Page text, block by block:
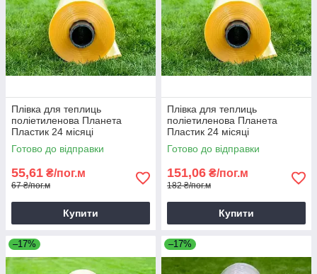
Плівка для теплиць
поліетиленова Планета
Пластик 24 місяці
Помаранчева 100 мкм 3м
Щільна садова плівка
Готово до відправки
55,61 ₴/пог.м
67 ₴/пог.м
Купити
Плівка для теплиць
поліетиленова Планета
Пластик 24 місяці
Помаранчева 100мкм 6м
Поліетиленова плівка для
Готово до відправки
151,06 ₴/пог.м
182 ₴/пог.м
Купити
–17% –17%